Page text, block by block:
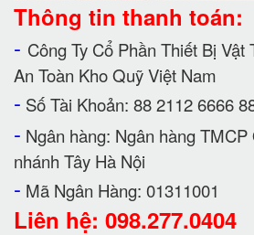
Thông tin thanh toán:
- Công Ty Cổ Phần Thiết Bị Vật
An Toàn Kho Quỹ Việt Nam
- Số Tài Khoản: 88 2112 6666
- Ngân hàng: Ngân hàng
nhánh Tây Hà Nội
- Mã Ngân Hàng: 01311001
Liên hệ: 098.277.0404